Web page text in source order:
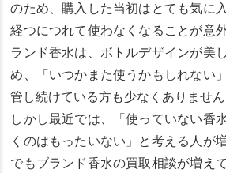
のため、購入した当初はとても気に
経つにつれて使わなくなることが意
ランド香水は、ボトルデザインが美
め、「いつかまた使うかもしれない
管し続けている方も少なくありません
しかし最近では、「使っていない香
くのはもったいない」と考える人が
でもブランド香水の買取相談が増え